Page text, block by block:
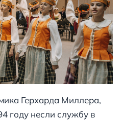
Герхарда Миллера,
году несли службу в